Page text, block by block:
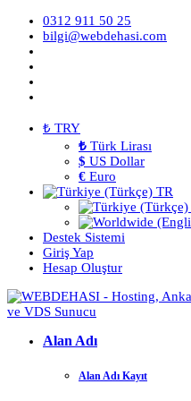
0312 911 50 25
bilgi@webdehasi.com
₺ TRY
₺ Türk Lirası
$ US Dollar
€ Euro
TR
Destek Sistemi
Giriş Yap
Hesap Oluştur
Alan Adı
Alan Adı Kayıt